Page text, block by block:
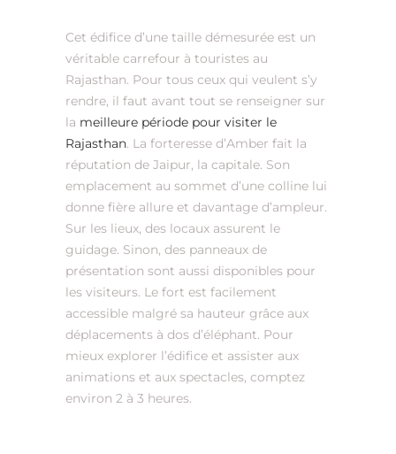
Cet édifice d’une taille démesurée est un
véritable carrefour à touristes au
Rajasthan. Pour tous ceux qui veulent s’y
rendre, il faut avant tout se renseigner sur
la meilleure période pour visiter le
Rajasthan. La forteresse d’Amber fait la
réputation de Jaipur, la capitale. Son
emplacement au sommet d’une colline lui
donne fière allure et davantage d’ampleur.
Sur les lieux, des locaux assurent le
guidage. Sinon, des panneaux de
présentation sont aussi disponibles pour
les visiteurs. Le fort est facilement
accessible malgré sa hauteur grâce aux
déplacements à dos d’éléphant. Pour
mieux explorer l’édifice et assister aux
animations et aux spectacles, comptez
environ 2 à 3 heures.